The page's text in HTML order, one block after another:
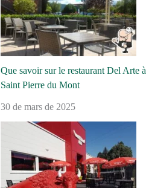
Que savoir sur le restaurant Del Arte à
Saint Pierre du Mont
30 de mars de 2025